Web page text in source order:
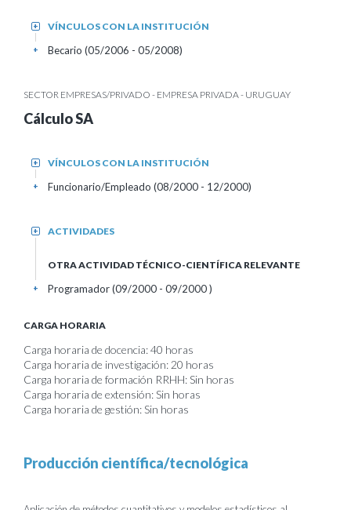
VÍNCULOS CON LA INSTITUCIÓN
+
Becario (05/2006 - 05/2008)
+
SECTOR EMPRESAS/PRIVADO - EMPRESA PRIVADA - URUGUAY
Cálculo SA
VÍNCULOS CON LA INSTITUCIÓN
+
Funcionario/Empleado (08/2000 - 12/2000)
+
ACTIVIDADES
+
OTRA ACTIVIDAD TÉCNICO-CIENTÍFICA RELEVANTE
Programador (09/2000 - 09/2000 )
+
CARGA HORARIA
Carga horaria de docencia: 40 horas
Carga horaria de investigación: 20 horas
Carga horaria de formación RRHH: Sin horas
Carga horaria de extensión: Sin horas
Carga horaria de gestión: Sin horas
Producción científica/tecnológica